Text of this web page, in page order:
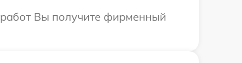
работ Вы получите фирменный